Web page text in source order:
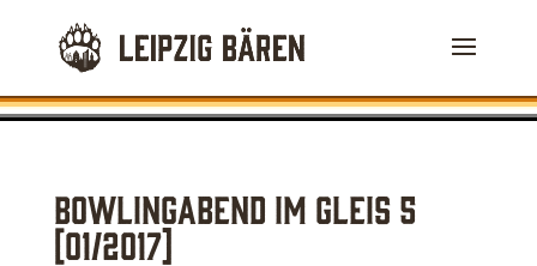
Bowlingabend im Gleis 5
[01/2017]